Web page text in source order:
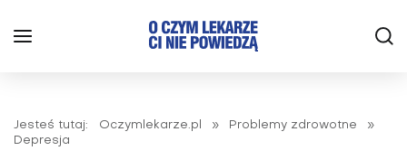
Jesteś tutaj: Oczymlekarze.pl » Problemy zdrowotne
»
Depresja